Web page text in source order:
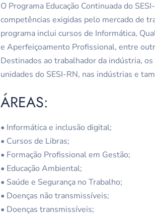
O Programa Educação Continuada do
competências exigidas pelo mercado de
programa inclui cursos de Informática,
e Aperfeiçoamento Profissional, entre
Destinados ao trabalhador da indústria,
unidades do SESI-RN, nas indústrias e
ÁREAS:
• Informática e inclusão digital;
• Cursos de Libras;
• Formação Profissional em Gestão;
• Educação Ambiental;
• Saúde e Segurança no Trabalho;
• Doenças não transmissíveis;
• Doenças transmissíveis;